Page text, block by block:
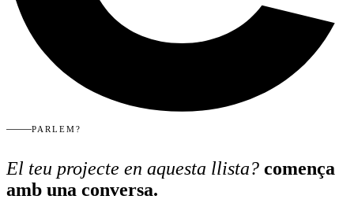
PARLEM?
El teu projecte en aquesta llista? comença
amb una conversa.